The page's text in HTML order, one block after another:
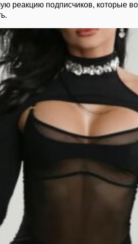
реакцию подписчиков, которые